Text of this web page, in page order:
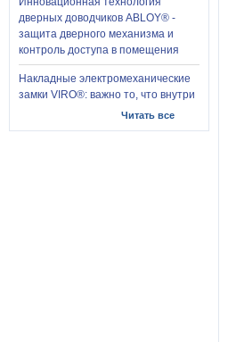
дверных доводчиков ABLOY® -
защита дверного механизма и
контроль доступа в помещения
Накладные электромеханические
замки VIRO®: важно то, что внутри
Читать все